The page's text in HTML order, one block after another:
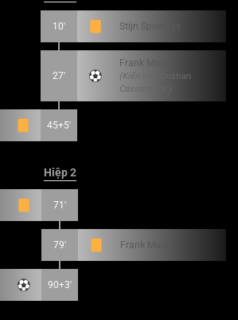
10' Stijn Spierings
27'
Frank Magri
(Kiến tạo: Cristian
Cásseres Jr.)
45+5'
Hiệp 2
71'
79' Frank Magri
90+3'